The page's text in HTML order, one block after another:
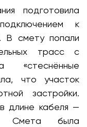
подготовила
к
В смету попали
трасс с
«стеснённые
что участок
застройки.
длине кабеля —
была